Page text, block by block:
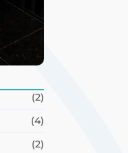
(2)
(4)
(2)